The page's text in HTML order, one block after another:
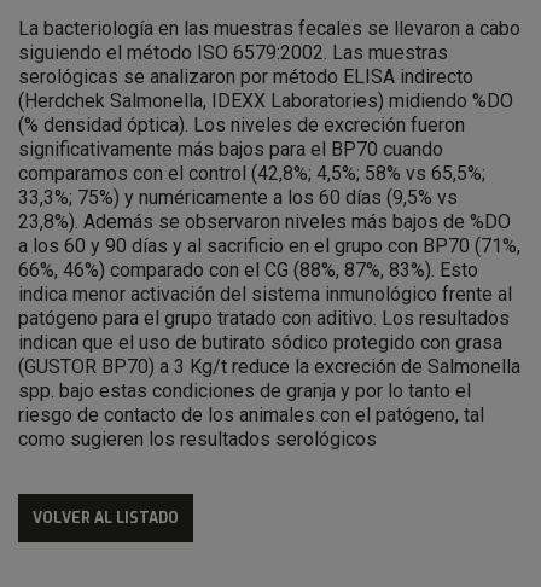
La bacteriología en las muestras fecales se llevaron a cabo
siguiendo el método ISO 6579:2002. Las muestras
serológicas se analizaron por método ELISA indirecto
(Herdchek Salmonella, IDEXX Laboratories) midiendo %DO
(% densidad óptica). Los niveles de excreción fueron
significativamente más bajos para el BP70 cuando
comparamos con el control (42,8%; 4,5%; 58% vs 65,5%;
33,3%; 75%) y numéricamente a los 60 días (9,5% vs
23,8%). Además se observaron niveles más bajos de %DO
a los 60 y 90 días y al sacrificio en el grupo con BP70 (71%,
66%, 46%) comparado con el CG (88%, 87%, 83%). Esto
indica menor activación del sistema inmunológico frente al
patógeno para el grupo tratado con aditivo. Los resultados
indican que el uso de butirato sódico protegido con grasa
(GUSTOR BP70) a 3 Kg/t reduce la excreción de Salmonella
spp. bajo estas condiciones de granja y por lo tanto el
riesgo de contacto de los animales con el patógeno, tal
como sugieren los resultados serológicos
VOLVER AL LISTADO